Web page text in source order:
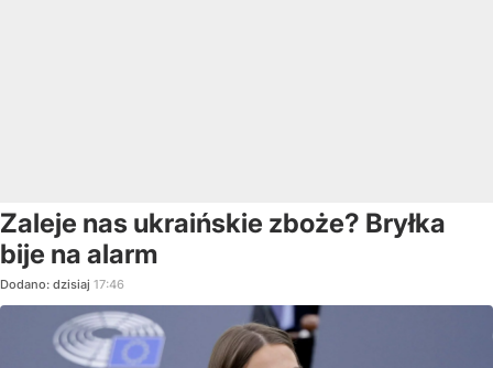
Zaleje nas ukraińskie zboże? Bryłka
bije na alarm
Dodano: dzisiaj 17:46